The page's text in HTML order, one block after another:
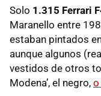
Solo 1.315 Ferrari
Maranello entre
estaban pintados
aunque algunos
vestidos de otros
Modena’, el negro, o